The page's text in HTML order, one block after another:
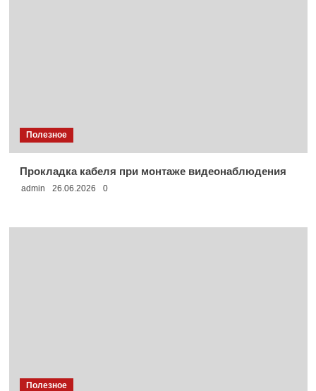
Полезное
Прокладка кабеля при монтаже видеонаблюдения
admin 26.06.2026 0
Полезное